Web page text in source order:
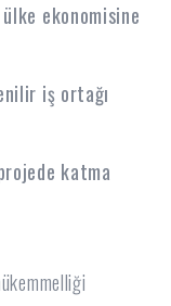
ekonomisine
iş ortağı
katma